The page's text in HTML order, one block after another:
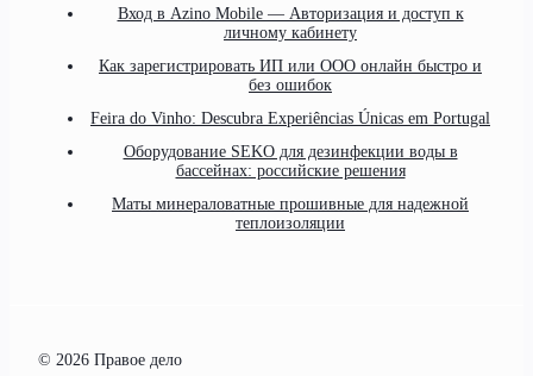
Вход в Azino Mobile — Авторизация и доступ к
личному кабинету
Как зарегистрировать ИП или ООО онлайн быстро и
без ошибок
Feira do Vinho: Descubra Experiências Únicas em Portugal
Оборудование SEKO для дезинфекции воды в
бассейнах: российские решения
Маты минераловатные прошивные для надежной
теплоизоляции
© 2026 Правое дело